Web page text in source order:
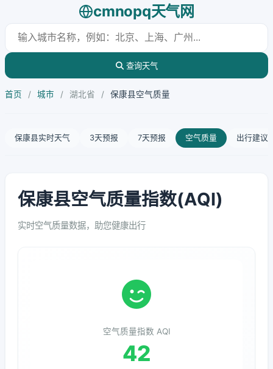
cmnopq天气网
查询天气
首页 / 城市 / 湖北省 / 保康县空气质量
保康县实时天气 3天预报 7天预报 空气质量 出行建议
保康县空气质量指数(AQI)
实时空气质量数据，助您健康出行
空气质量指数 AQI
42